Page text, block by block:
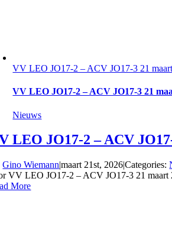
VV LEO JO17-2 – ACV JO17-3 21
VV LEO JO17-2 – ACV JO17-3 21
Nieuws
LEO JO17-2 – ACV
Gino Wiemann|maart 21st, 2026|Categories:
VV LEO JO17-2 – ACV JO17-3 21 maart
More